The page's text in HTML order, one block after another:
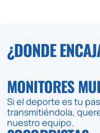
¿DONDE
MONITORES
Si el deporte es tu
transmitiéndola,
nuestro equipo.